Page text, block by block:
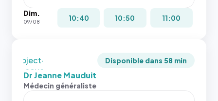
pas la
place, et
dernières
images de
l'annuaire
dans ce
Dim.
09/08 10:40 10:50 11:00
puisque la
`object-
fit: cover`.
Sans ces
Disponible dans 58 min
Dr Jeanne Mauduit
Médecin généraliste